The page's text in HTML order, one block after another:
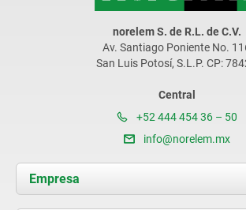
norelem S. de R.L. de C.V.
Av. Santiago Poniente No.
San Luis Potosí, S.L.P. CP:
Central
+52 444 454 36 – 50
info@norelem.mx
Empresa